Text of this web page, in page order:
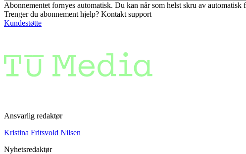
Abonnementet fornyes automatisk. Du kan når som helst skru av automatisk
Trenger du abonnement hjelp? Kontakt support
Kundestøtte
Ansvarlig redaktør
Kristina Fritsvold Nilsen
Nyhetsredaktør